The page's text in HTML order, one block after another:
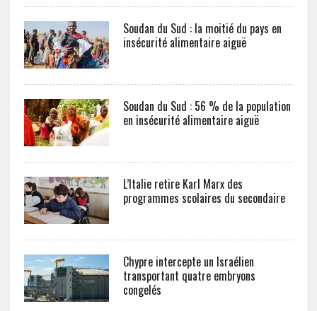
Soudan du Sud : la moitié du pays en
insécurité alimentaire aiguë
Soudan du Sud : 56 % de la population
en insécurité alimentaire aiguë
L’Italie retire Karl Marx des
programmes scolaires du secondaire
Chypre intercepte un Israélien
transportant quatre embryons
congelés